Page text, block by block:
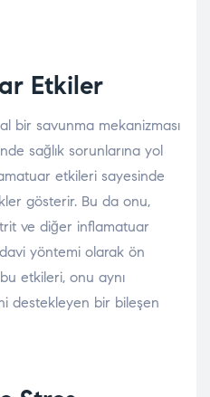
Etkiler
bir savunma mekanizması
sağlık sorunlarına yol
etkileri sayesinde
gösterir. Bu da onu,
ve diğer inflamatuar
yöntemi olarak ön
etkileri, onu aynı
destekleyen bir bileşen